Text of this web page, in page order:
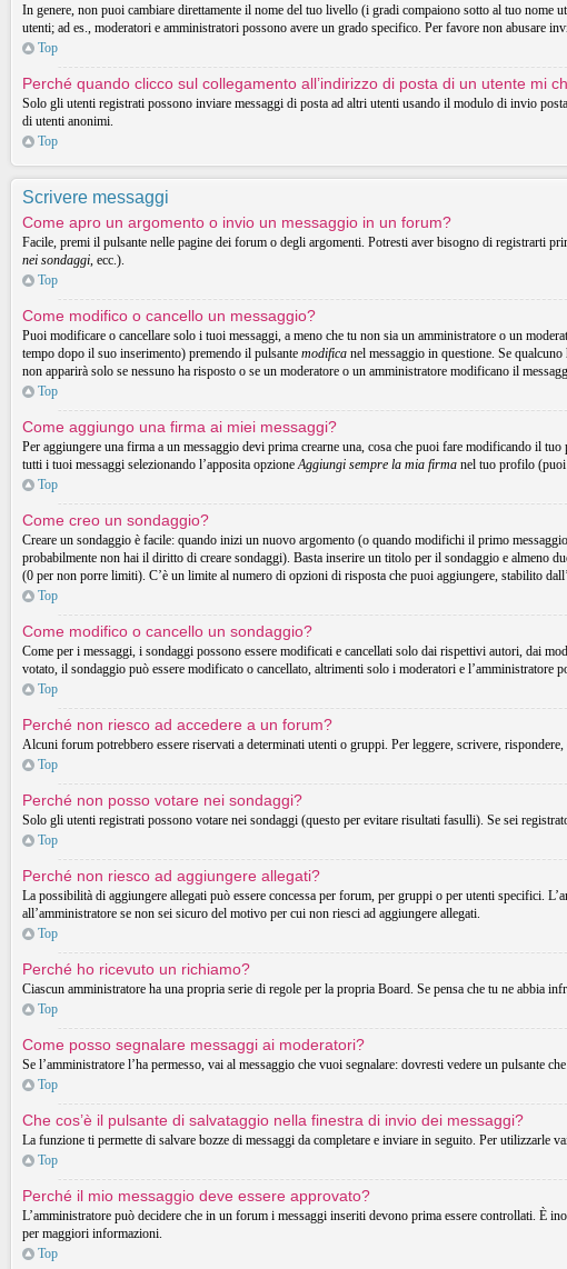
In genere, non puoi cambiare direttamente il nome del tuo livello (i gradi compaiono sotto al tuo
utenti; ad es., moderatori e amministratori possono avere un grado specifico. Per favore non abusare
Top
Perché quando clicco sul collegamento all’indirizzo di posta di un utente mi
Solo gli utenti registrati possono inviare messaggi di posta ad altri utenti usando il modulo di invio
di utenti anonimi.
Top
Scrivere messaggi
Come apro un argomento o invio un messaggio in un forum?
Facile, premi il pulsante nelle pagine dei forum o degli argomenti. Potresti aver bisogno di registrarti
nei sondaggi, ecc.).
Top
Come modifico o cancello un messaggio?
Puoi modificare o cancellare solo i tuoi messaggi, a meno che tu non sia un amministratore o un
tempo dopo il suo inserimento) premendo il pulsante modifica nel messaggio in questione. Se
non apparirà solo se nessuno ha risposto o se un moderatore o un amministratore modificano il
Top
Come aggiungo una firma ai miei messaggi?
Per aggiungere una firma a un messaggio devi prima crearne una, cosa che puoi fare modificando il
tutti i tuoi messaggi selezionando l’apposita opzioneAggiungi sempre la mia firma nel tuo profilo (puoi
Top
Come creo un sondaggio?
Creare un sondaggio è facile: quando inizi un nuovo argomento (o quando modifichi il primo
probabilmente non hai il diritto di creare sondaggi). Basta inserire un titolo per il sondaggio e almeno
(0 per non porre limiti). C’è un limite al numero di opzioni di risposta che puoi aggiungere, stabilito
Top
Come modifico o cancello un sondaggio?
Come per i messaggi, i sondaggi possono essere modificati e cancellati solo dai rispettivi autori, dai
votato, il sondaggio può essere modificato o cancellato, altrimenti solo i moderatori e l’amministratore
Top
Perché non riesco ad accedere a un forum?
Alcuni forum potrebbero essere riservati a determinati utenti o gruppi. Per leggere, scrivere,
Top
Perché non posso votare nei sondaggi?
Solo gli utenti registrati possono votare nei sondaggi (questo per evitare risultati fasulli). Se sei
Top
Perché non riesco ad aggiungere allegati?
La possibilità di aggiungere allegati può essere concessa per forum, per gruppi o per utenti specifici.
all’amministratore se non sei sicuro del motivo per cui non riesci ad aggiungere allegati.
Top
Perché ho ricevuto un richiamo?
Ciascun amministratore ha una propria serie di regole per la propria Board. Se pensa che tu ne abbia
Top
Come posso segnalare messaggi ai moderatori?
Se l’amministratore l’ha permesso, vai al messaggio che vuoi segnalare: dovresti vedere un pulsante
Top
Che cos’è il pulsante di salvataggio nella finestra di invio dei messaggi?
La funzione ti permette di salvare bozze di messaggi da completare e inviare in seguito. Per utilizzarle
Top
Perché il mio messaggio deve essere approvato?
L’amministratore può decidere che in un forum i messaggi inseriti devono prima essere controllati. È
per maggiori informazioni.
Top